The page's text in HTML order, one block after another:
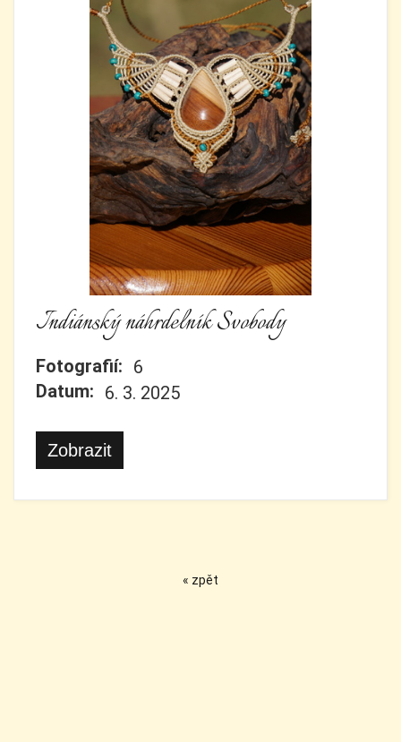
Indiánský náhrdelník Svobody
Fotografií: 6
Datum: 6. 3. 2025
Zobrazit
« zpět